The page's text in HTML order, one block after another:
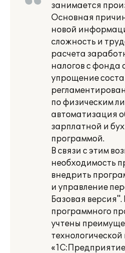
занимается
Основная
новой
сложность и
расчета
налогов с фонда
упрощение
по физическим
автоматизация
зарплатной и
программой.
В связи с этим
необходимость
внедрить
и управление
Базовая
программного
учтены
«1С:Предприятие